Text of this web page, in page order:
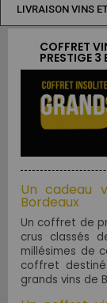
LIVRAISON VINS
COFFRET
PRESTIGE 3
Un cadeau
Bordeaux
Un coffret de
crus classés
millésimes de
coffret
grands vins de